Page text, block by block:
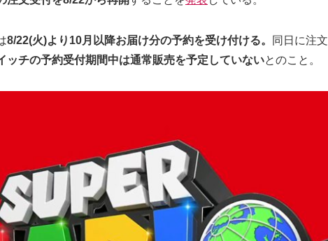
8/22(火)より10月以降お届け分の予約を受け付ける。 同日に注
ッチの予約受付期間中は通常販売を予定していないとのこと。